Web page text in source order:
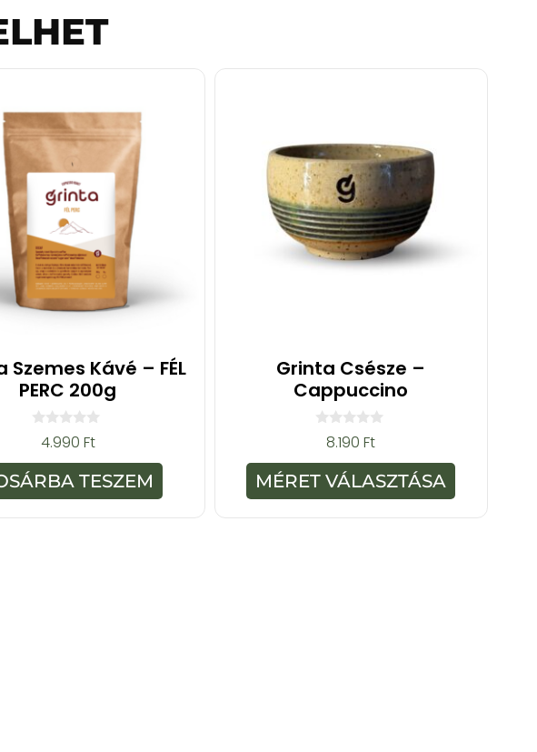
Szemes Kávé – FÉL
PERC 200g
z
5
-
b
4.990 Ft
TESZEM
Grinta Csésze –
Cappuccino
z
5
-
b
8.190Ft
MÉRET VÁLASZTÁSA